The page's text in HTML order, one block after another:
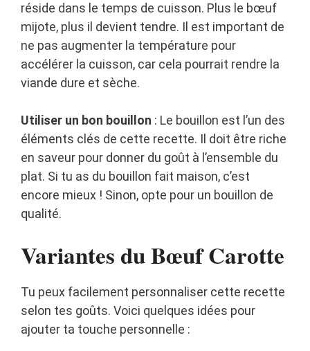
réside dans le temps de cuisson. Plus le bœuf
mijote, plus il devient tendre. Il est important de
ne pas augmenter la température pour
accélérer la cuisson, car cela pourrait rendre la
viande dure et sèche.
Utiliser un bon bouillon : Le bouillon est l’un des
éléments clés de cette recette. Il doit être riche
en saveur pour donner du goût à l’ensemble du
plat. Si tu as du bouillon fait maison, c’est
encore mieux ! Sinon, opte pour un bouillon de
qualité.
Variantes du Bœuf Carotte
Tu peux facilement personnaliser cette recette
selon tes goûts. Voici quelques idées pour
ajouter ta touche personnelle :